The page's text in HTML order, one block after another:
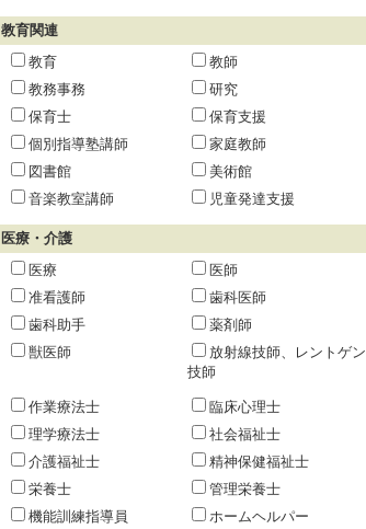
教育関連
教育
教師
教務事務
研究
保育士
保育支援
個別指導塾講師
家庭教師
図書館
美術館
音楽教室講師
児童発達支援
医療・介護
医療
医師
准看護師
歯科医師
歯科助手
薬剤師
獣医師
放射線技師、レントゲン
技師
作業療法士
臨床心理士
理学療法士
社会福祉士
介護福祉士
精神保健福祉士
栄養士
管理栄養士
機能訓練指導員
ホームヘルパー